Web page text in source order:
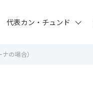
代表カン・チュンド
の場合）